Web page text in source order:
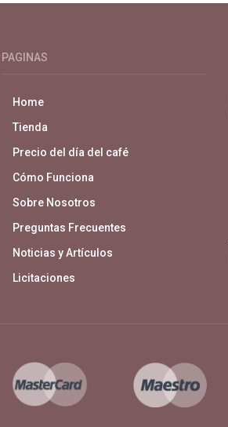
PAGINAS
Home
Tienda
Precio del día del café
Cómo Funciona
Sobre Nosotros
Preguntas Frecuentes
Noticias y Artículos
Licitaciones